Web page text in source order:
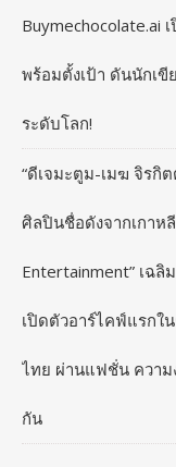
Buymechocolate.ai
พร้อมตั้งเป้า ดันนักเ
ระดับโลก!
“ดีเจมะตูม-เมฆ จิรกิ
ศิลปินชื่อดังจากเกาหลี
Entertainment” เฉลิ
เปิดตัวอาร์ไคฟ์แรกใน
ไทย ผ่านแฟชั่น ความ
กัน